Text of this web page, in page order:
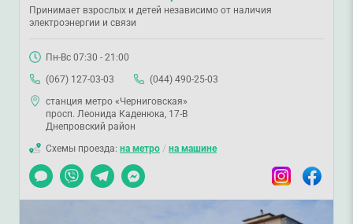
Принимает взрослых и детей независимо от наличия
электроэнергии и связи
Пн-Вс 07:30 - 21:00
(067) 127-03-03
(044) 490-25-03
станция метро «Черниговская»
просп. Леонида Каденюка, 17-В
Днепровский район
Схемы проезда: на метро / на машине
Чат
Viber TelegramMessenger InstagramFacebook